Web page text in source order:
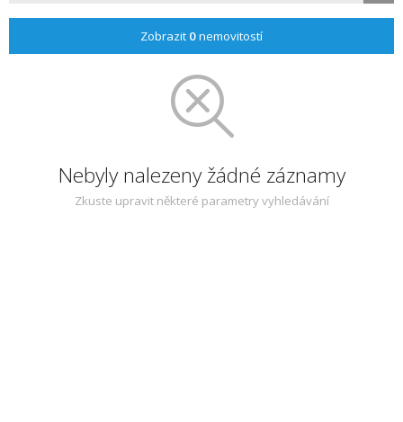
Zobrazit 0nemovitostí
Nebyly nalezeny žádné záznamy
Zkuste upravit některé parametry vyhledávání